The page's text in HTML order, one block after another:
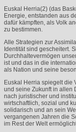
Euskal Herria(2) (das
Energie, entstanden aus
dafür kämpften, als Volk
zu bestimmen.
Alle Strategien zur
Identität sind gescheitert.
Durchhaltevermögen
ist und das in die
als Nation und seine
Euskal Herria spiegelt die
und seine Zukunft in allen
nach juristischer und
wirtschaftlich, sozial und
solidarisch und an sein
vergangenen Jahren die
im Rest der Welt